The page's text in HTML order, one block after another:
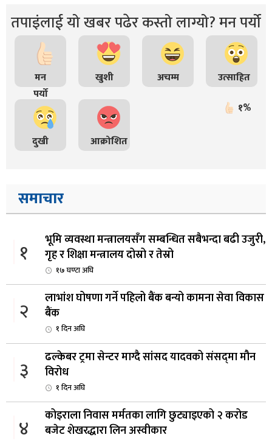
तपाइंलाई यो खबर पढेर कस्तो लाग्यो? मन पर्यो
मन
पर्यो
खुशी अचम्म उत्साहित
दुखी आक्रोशित
१%
समाचार
१
भूमि व्यवस्था मन्त्रालयसँग सम्बन्धित सबैभन्दा बढी उजुरी,
गृह र शिक्षा मन्त्रालय दोस्रो र तेस्रो
१७ घण्टा अघि
२
लाभांश घोषणा गर्ने पहिलो बैंक बन्यो कामना सेवा विकास
बैंक
१ दिन अघि
३
ढल्केबर ट्रमा सेन्टर माग्दै सांसद यादवको संसद्‌मा मौन
विरोध
१ दिन अघि
४
कोइराला निवास मर्मतका लागि छुट्याइएको २ करोड
बजेट शेखरद्धारा लिन अस्वीकार